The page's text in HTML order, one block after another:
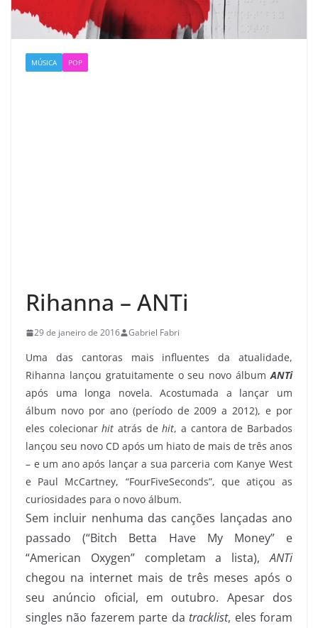
MÚSICA POP
Rihanna – ANTi
29 de janeiro de 2016 Gabriel Fabri
Uma das cantoras mais influentes da atualidade,
Rihanna lançou gratuitamente o seu novo álbumANTi
após uma longa novela. Acostumada a lançar um
álbum novo por ano (período de 2009 a 2012), e por
eles colecionarhit atrás de hit, a cantora de Barbados
lançou seu novo CD após um hiato de mais de três anos
– e um ano após lançar a sua parceria com Kanye West
e Paul McCartney, “FourFiveSeconds”, que atiçou as
curiosidades para o novo álbum.
Sem incluir nenhuma das canções lançadas ano
passado (“Bitch Betta Have My Money” e
“American Oxygen” completam a lista),ANTi
chegou na internet mais de três meses após o
seu anúncio oficial, em outubro. Apesar dos
singles não fazerem parte datracklist, eles foram